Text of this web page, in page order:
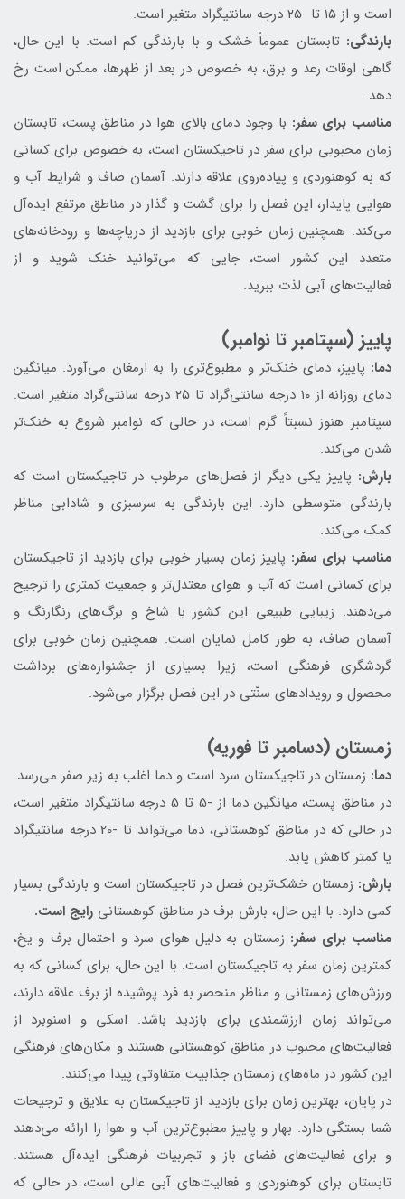
است و از ۱۵ تا ۲۵ درجه سانتیگراد متغیر است.
بارندگی: تابستان عموماً خشک و با بارندگی کم است. با این حال،
گاهی اوقات رعد و برق، به خصوص در بعد از ظهرها، ممکن است رخ
دهد.
مناسب برای سفر: با وجود دمای بالای هوا در مناطق پست، تابستان
زمان محبوبی برای سفر در تاجیکستان است، به خصوص برای کسانی
که به کوهنوردی و پیاده‌روی علاقه دارند. آسمان صاف و شرایط آب و
هوایی پایدار، این فصل را برای گشت و گذار در مناطق مرتفع ایده‌آل
می‌کند. همچنین زمان خوبی برای بازدید از دریاچه‌ها و رودخانه‌های
متعدد این کشور است، جایی که می‌توانید خنک شوید و از
فعالیت‌های آبی لذت ببرید.
پاییز (سپتامبر تا نوامبر)
دما: پاییز، دمای خنک‌تر و مطبوع‌تری را به ارمغان می‌آورد. میانگین
دمای روزانه از ۱۰ درجه سانتی‌گراد تا ۲۵ درجه سانتی‌گراد متغیر است.
سپتامبر هنوز نسبتاً گرم است، در حالی که نوامبر شروع به خنک‌تر
شدن می‌کند.
بارش: پاییز یکی دیگر از فصل‌های مرطوب در تاجیکستان است که
بارندگی متوسطی دارد. این بارندگی به سرسبزی و شادابی مناظر
کمک می‌کند.
مناسب برای سفر: پاییز زمان بسیار خوبی برای بازدید از تاجیکستان
برای کسانی است که آب و هوای معتدل‌تر و جمعیت کمتری را ترجیح
می‌دهند. زیبایی طبیعی این کشور با شاخ و برگ‌های رنگارنگ و
آسمان صاف، به طور کامل نمایان است. همچنین زمان خوبی برای
گردشگری فرهنگی است، زیرا بسیاری از جشنواره‌های برداشت
محصول و رویدادهای سنّتی در این فصل برگزار می‌شود.
زمستان (دسامبر تا فوریه)
دما: زمستان در تاجیکستان سرد است و دما اغلب به زیر صفر می‌رسد.
در مناطق پست، میانگین دما از -5 تا 5 درجه سانتیگراد متغیر است،
در حالی که در مناطق کوهستانی، دما می‌تواند تا -20 درجه سانتیگراد
یا کمتر کاهش یابد.
بارش: زمستان خشک‌ترین فصل در تاجیکستان است و بارندگی بسیار
کمی دارد. با این حال، بارش برف در مناطق کوهستانی رایج است.
مناسب برای سفر: زمستان به دلیل هوای سرد و احتمال برف و یخ،
کمترین زمان سفر به تاجیکستان است. با این حال، برای کسانی که به
ورزش‌های زمستانی و مناظر منحصر به فرد پوشیده از برف علاقه دارند،
می‌تواند زمان ارزشمندی برای بازدید باشد. اسکی و اسنوبرد از
فعالیت‌های محبوب در مناطق کوهستانی هستند و مکان‌های فرهنگی
این کشور در ماه‌های زمستان جذابیت متفاوتی پیدا می‌کنند.
در پایان، بهترین زمان برای بازدید از تاجیکستان به علایق و ترجیحات
شما بستگی دارد. بهار و پاییز مطبوع‌ترین آب و هوا را ارائه می‌دهند
و برای فعالیت‌های فضای باز و تجربیات فرهنگی ایده‌آل هستند.
تابستان برای کوهنوردی و فعالیت‌های آبی عالی است، در حالی که